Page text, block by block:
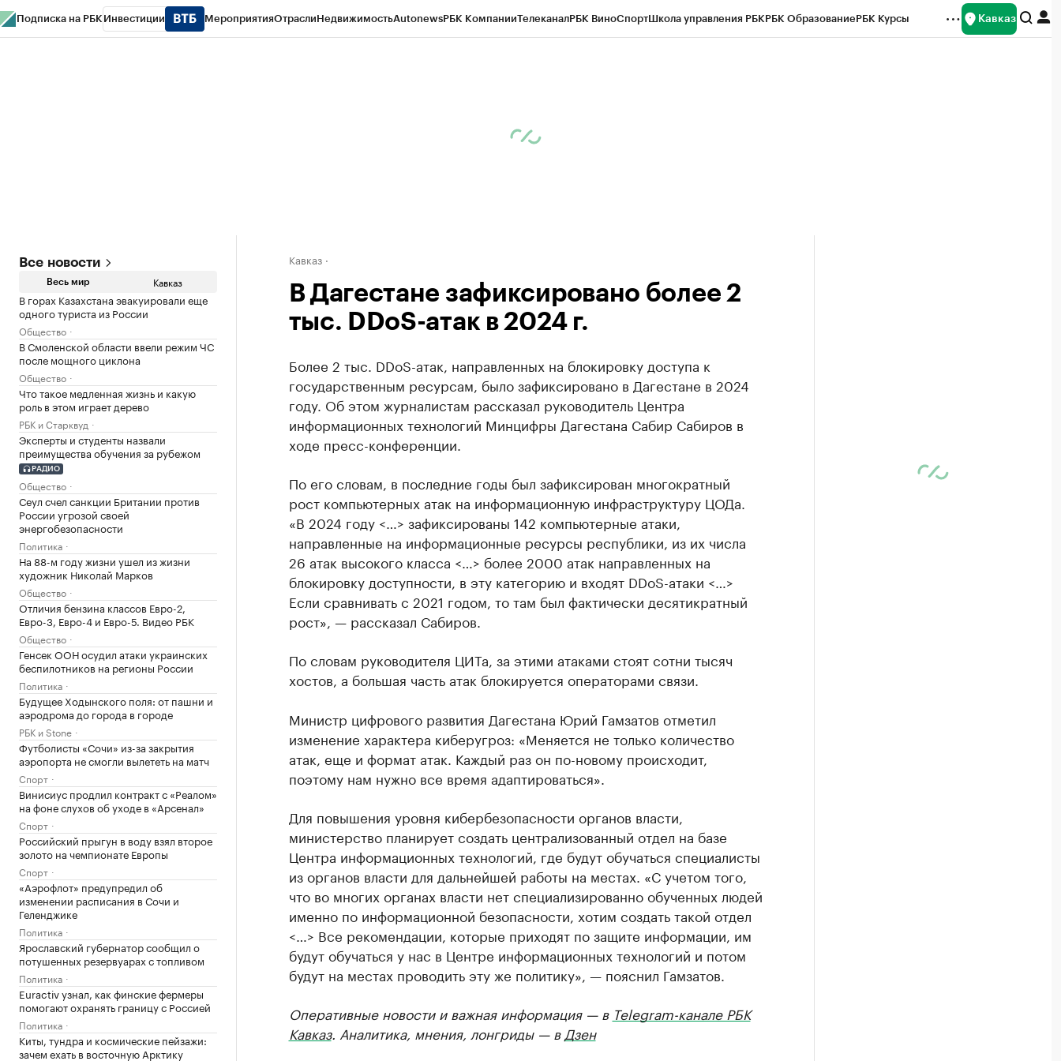
Подписка на РБК Инвестиции МероприятияОтраслиНедвижимостьAutonewsРБК КомпанииТелеканалРБК ВиноСпортШкола управления РБКРБК ОбразованиеРБК Курсы Кавказ
Все новости
Весь мир Кавказ
В горах Казахстана эвакуировали еще
одного туриста из России
Общество
В Смоленской области ввели режим ЧС
после мощного циклона
Общество
Что такое медленная жизнь и какую
роль в этом играет дерево
РБК и Старквуд
Эксперты и студенты назвали
преимущества обучения за рубежом
РАДИО
Общество
Сеул счел санкции Британии против
России угрозой своей
энергобезопасности
Политика
На 88-м году жизни ушел из жизни
художник Николай Марков
Общество
Отличия бензина классов Евро-2,
Евро-3, Евро-4 и Евро-5. Видео РБК
Общество
Генсек ООН осудил атаки украинских
беспилотников на регионы России
Политика
Будущее Ходынского поля: от пашни и
аэродрома до города в городе
РБК и Stone
Футболисты «Сочи» из-за закрытия
аэропорта не смогли вылететь на матч
Спорт
Винисиус продлил контракт с «Реалом»
на фоне слухов об уходе в «Арсенал»
Спорт
Российский прыгун в воду взял второе
золото на чемпионате Европы
Спорт
«Аэрофлот» предупредил об
изменении расписания в Сочи и
Геленджике
Политика
Ярославский губернатор сообщил о
потушенных резервуарах с топливом
Политика
Euractiv узнал, как финские фермеры
помогают охранять границу с Россией
Политика
Киты, тундра и космические пейзажи:
зачем ехать в восточную Арктику
Кавказ
В Дагестане зафиксировано более 2
тыс. DDoS-атак в 2024 г.
Более 2 тыс. DDoS-атак, направленных на блокировку доступа к
государственным ресурсам, было зафиксировано в Дагестане в 2024
году. Об этом журналистам рассказал руководитель Центра
информационных технологий Минцифры Дагестана Сабир Сабиров в
ходе пресс-конференции.
По его словам, в последние годы был зафиксирован многократный
рост компьютерных атак на информационную инфраструктуру ЦОДа.
«В 2024 году <…> зафиксированы 142 компьютерные атаки,
направленные на информационные ресурсы республики, из их числа
26 атак высокого класса <…> более 2000 атак направленных на
блокировку доступности, в эту категорию и входят DDoS-атаки <…>
Если сравнивать с 2021 годом, то там был фактически десятикратный
рост», — рассказал Сабиров.
По словам руководителя ЦИТа, за этими атаками стоят сотни тысяч
хостов, а большая часть атак блокируется операторами связи.
Министр цифрового развития Дагестана Юрий Гамзатов отметил
изменение характера киберугроз: «Меняется не только количество
атак, еще и формат атак. Каждый раз он по-новому происходит,
поэтому нам нужно все время адаптироваться».
Для повышения уровня кибербезопасности органов власти,
министерство планирует создать централизованный отдел на базе
Центра информационных технологий, где будут обучаться специалисты
из органов власти для дальнейшей работы на местах. «С учетом того,
что во многих органах власти нет специализированно обученных людей
именно по информационной безопасности, хотим создать такой отдел
<…> Все рекомендации, которые приходят по защите информации, им
будут обучаться у нас в Центре информационных технологий и потом
будут на местах проводить эту же политику», — пояснил Гамзатов.
Оперативные новости и важная информация — в Telegram-канале РБК
Кавказ. Аналитика, мнения, лонгриды — в Дзен